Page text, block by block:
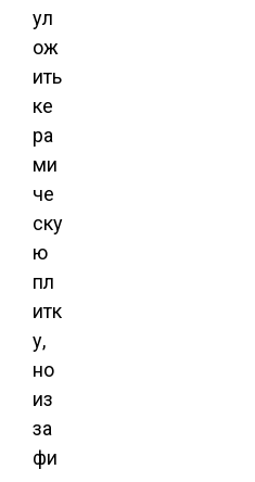
ул
ож
ить
ке
ра
ми
че
ску
ю
пл
итк
у,
но
из
за
фи